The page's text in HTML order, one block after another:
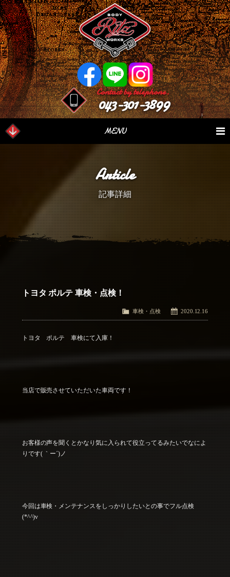
Contact by telephone.
043-301-3899
MENU
Our Serivce
業務内容 Stock List
在庫車情報
Parts Sales
パーツ情報 Case Study
作業日誌
Blog
つぶやき Factory
会社概要
Article
記事詳細
トヨタ ポルテ 車検・点検！
2020.12.16
車検・点検
トヨタ ポルテ 車検にて入庫！
当店で販売させていただいた車両です！
お客様の声を聞くとかなり気に入られて役立ってるみたいでなによ
りです( ｀ー´)ノ
今回は車検・メンテナンスをしっかりしたいとの事でフル点検
(*^^)v